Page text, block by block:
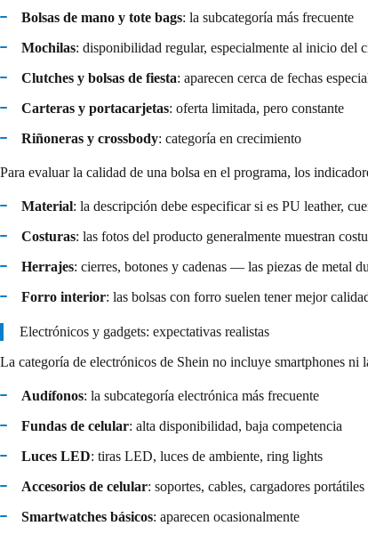
Bolsas de mano y tote bags: la subcategoría más frecuente
Mochilas: disponibilidad regular, especialmente al inicio del
Clutches y bolsas de fiesta: aparecen cerca de fechas
Carteras y portacarjetas: oferta limitada, pero constante
Riñoneras y crossbody: categoría en crecimiento
Para evaluar la calidad de una bolsa en el programa, los
Material: la descripción debe especificar si es PU leather,
Costuras: las fotos del producto generalmente muestran
Herrajes: cierres, botones y cadenas — las piezas de metal
Forro interior: las bolsas con forro suelen tener mejor
Electrónicos y gadgets: expectativas realistas
La categoría de electrónicos de Shein no incluye smartphones ni
Audífonos: la subcategoría electrónica más frecuente
Fundas de celular: alta disponibilidad, baja competencia
Luces LED: tiras LED, luces de ambiente, ring lights
Accesorios de celular: soportes, cables, cargadores portátiles
Smartwatches básicos: aparecen ocasionalmente